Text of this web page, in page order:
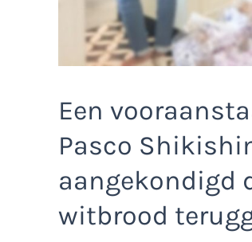
Een
Pasco
aangekondigd
witbrood